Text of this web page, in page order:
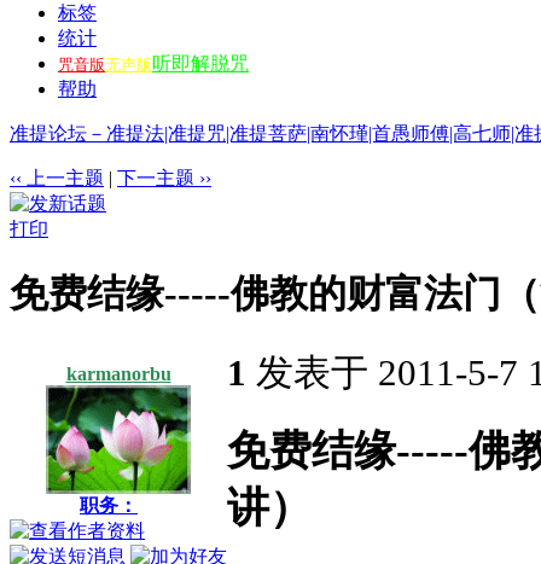
标签
统计
咒音版无声版听即解脱咒
帮助
准提论坛－准提法|准提咒|准提菩萨|南怀瑾|首愚师傅|高七师|准
‹‹ 上一主题 | 下一主题 ››
打印
免费结缘-----佛教的财富法门
karmanorbu
职务：
1 发表于 2011-5-7
免费结缘-----佛
讲）